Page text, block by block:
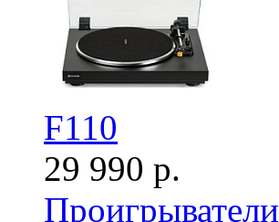
F110
29 990 р.
Проигрыватели